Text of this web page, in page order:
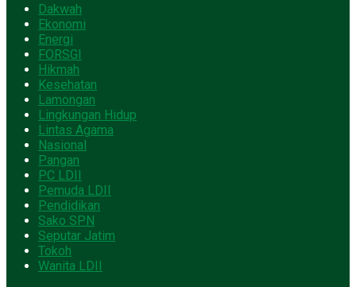
Dakwah
Ekonomi
Energi
FORSGI
Hikmah
Kesehatan
Lamongan
Lingkungan Hidup
Lintas Agama
Nasional
Pangan
PC LDII
Pemuda LDII
Pendidikan
Sako SPN
Seputar Jatim
Tokoh
Wanita LDII